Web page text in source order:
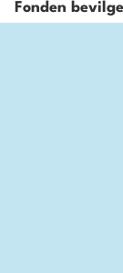
Fonden